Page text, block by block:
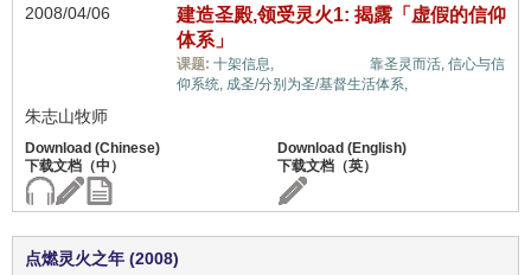
2008/04/06
建造圣殿,领受灵火1: 揭露「虚假的信仰
体系」
课题: 十架信息, 靠圣灵而活, 信心与信
仰系统, 成圣/分别为圣/基督生活体系,
朱志山牧师
点燃灵火之年 (2008)